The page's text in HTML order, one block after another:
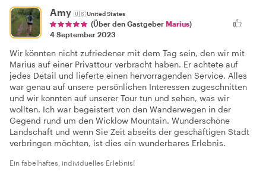
Amy 🇺🇸United States
(Über den Gastgeber Marius)
4 September 2023
Wir könnten nicht zufriedener mit dem Tag sein, den wir mit
Marius auf einer Privattour verbracht haben. Er achtete auf
jedes Detail und lieferte einen hervorragenden Service. Alles
war genau auf unsere persönlichen Interessen zugeschnitten
und wir konnten auf unserer Tour tun und sehen, was wir
wollten. Ich war begeistert von den Wanderwegen in der
Gegend rund um den Wicklow Mountain. Wunderschöne
Landschaft und wenn Sie Zeit abseits der geschäftigen Stadt
verbringen möchten, ist dies ein wunderbares Erlebnis.
Ein fabelhaftes, individuelles Erlebnis!